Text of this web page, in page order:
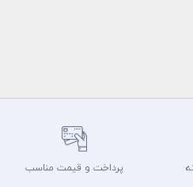
پرداخت و قیمت مناسب